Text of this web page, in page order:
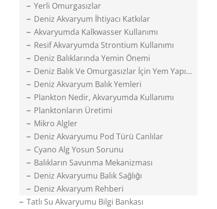
Yerli Omurgasızlar
Deniz Akvaryum İhtiyacı Katkılar
Akvaryumda Kalkwasser Kullanımı
Resif Akvaryumda Strontium Kullanımı
Deniz Balıklarında Yemin Önemi
Deniz Balık Ve Omurgasızlar İçin Yem Yapımı
Deniz Akvaryum Balık Yemleri
Plankton Nedir, Akvaryumda Kullanımı
Planktonların Üretimi
Mikro Algler
Deniz Akvaryumu Pod Türü Canlılar
Cyano Alg Yosun Sorunu
Balıkların Savunma Mekanizması
Deniz Akvaryumu Balık Sağlığı
Deniz Akvaryum Rehberi
Tatlı Su Akvaryumu Bilgi Bankası